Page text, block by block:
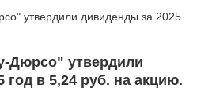
Дюрсо" утвердили
год в 5,24 руб. на акцию.